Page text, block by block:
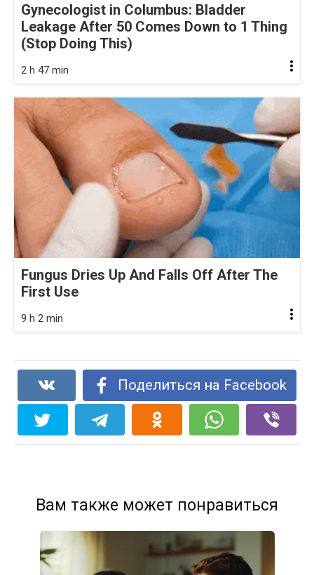
Gynecologist in Columbus: Bladder
Leakage After 50 Comes Down to 1 Thing
(Stop Doing This)
2 h 47 min
Fungus Dries Up And Falls Off After The
First Use
9 h 2 min
Поделиться на Facebook
Вам также может понравиться